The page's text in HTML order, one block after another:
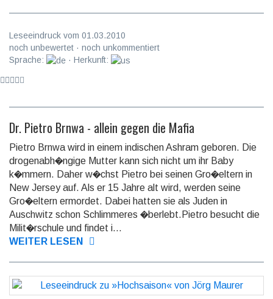
Leseeindruck vom 01.03.2010
noch unbewertet · noch unkommentiert
Sprache:
· Herkunft:
Dr. Pietro Brnwa - allein gegen die Mafia
Pietro Brnwa wird in einem indischen Ashram geboren. Die
drogenabh�ngige Mutter kann sich nicht um ihr Baby
k�mmern. Daher w�chst Pietro bei seinen Gro�eltern in
New Jersey auf. Als er 15 Jahre alt wird, werden seine
Gro�eltern ermordet. Dabei hatten sie als Juden in
Auschwitz schon Schlimmeres �berlebt.Pietro besucht die
Milit�rschule und findet i...
WEITER LESEN